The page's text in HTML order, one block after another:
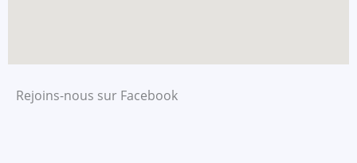
Rejoins-nous sur Facebook